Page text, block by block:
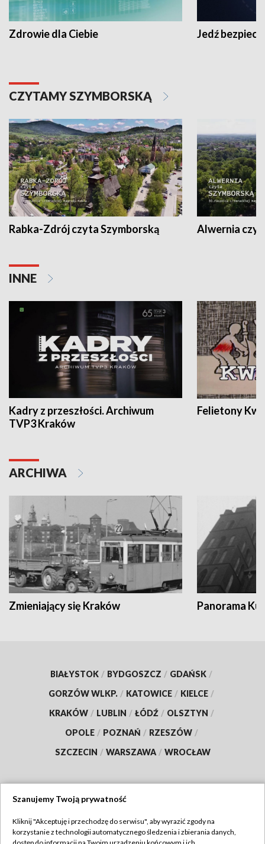
Zdrowie dla Ciebie Jedź
CZYTAMY SZYMBORSKĄ
Rabka-Zdrój czyta Szymborską Alwernia
INNE
Kadry z przeszłości. Archiwum
TVP3 Kraków
Felietony
ARCHIWA
Zmieniający się Kraków Panorama
BIAŁYSTOK / BYDGOSZCZ / GDAŃSK /
GORZÓW WLKP. / KATOWICE / KIELCE /
KRAKÓW / LUBLIN / ŁÓDŹ / OLSZTYN /
OPOLE / POZNAŃ / RZESZÓW /
SZCZECIN / WARSZAWA / WROCŁAW
TVP
Szanujemy Twoją prywatność
Kliknij "Akceptuję i przechodzę do serwisu", aby wyrazić zgody na
korzystanie z technologii automatycznego śledzenia i zbierania danych,